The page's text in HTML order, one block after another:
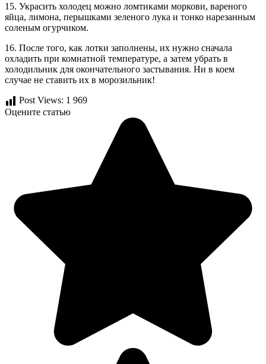
15. Украсить холодец можно ломтиками моркови, вареного
яйца, лимона, перышками зеленого лука и тонко нарезанным
соленым огурчиком.
16. После того, как лотки заполнены, их нужно сначала
охладить при комнатной температуре, а затем убрать в
холодильник для окончательного застывания. Ни в коем
случае не ставить их в морозильник!
Post Views: 1 969
Оцените статью